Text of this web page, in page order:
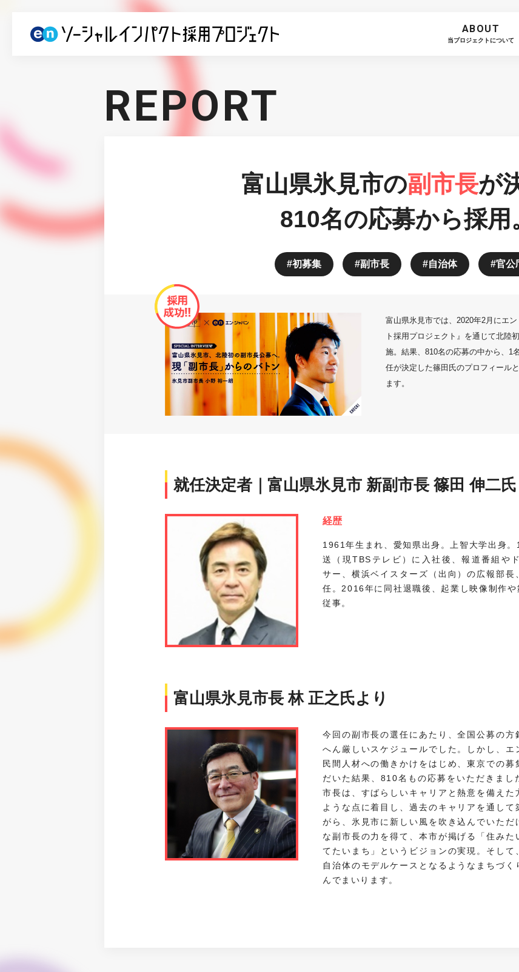
ABOUT
当プロジェクトについて
REPORT
富山県氷見市の副市長が
810名の応募から採用
初募集 副市長 自治体 官公
富山県氷見市では、2020年2月にエ
ト採用プロジェクト』を通じて北陸
施。結果、810名の応募の中から、1
任が決定した篠田氏のプロフィール
ます。
就任決定者｜富山県氷見市 新副市長 篠田 伸二氏
経歴
1961年生まれ、愛知県出身。上智大学出身
送（現TBSテレビ）に入社後、報道番組や
サー、横浜ベイスターズ（出向）の広報部
任。2016年に同社退職後、起業し映像制作
従事。
富山県氷見市長 林 正之氏より
今回の副市長の選任にあたり、全国公募の
へん厳しいスケジュールでした。しかし、エ
民間人材への働きかけをはじめ、東京での
だいた結果、810名もの応募をいただきまし
市長は、すばらしいキャリアと熱意を備え
ような点に着目し、過去のキャリアを通し
がら、氷見市に新しい風を吹き込んでいただ
な副市長の力を得て、本市が掲げる「住み
てたいまち」というビジョンの実現。そし
自治体のモデルケースとなるようなまちづく
んでまいります。